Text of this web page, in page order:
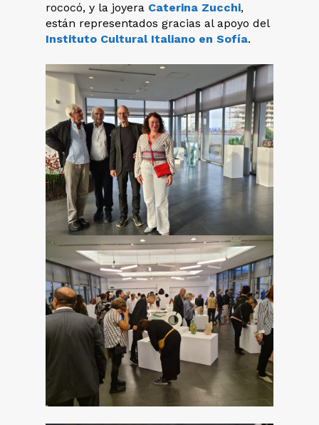
rococó, y la joyera Caterina Zucchi,
están representados gracias al apoyo del
Instituto Cultural Italiano en Sofía.